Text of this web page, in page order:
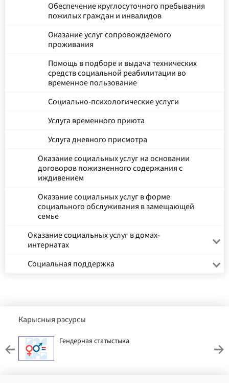
Обеспечение круглосуточного пребывания
пожилых граждан и инвалидов
Оказание услуг сопровождаемого
проживания
Помощь в подборе и выдача технических
средств социальной реабилитации во
временное пользование
Социально-психологические услуги
Услуга временного приюта
Услуга дневного присмотра
Оказание социальных услуг на основании
договоров пожизненного содержания с
иждивением
Оказание социальных услуг в форме
социального обслуживания в замещающей
семье
Оказание социальных услуг в домах-
интернатах
Социальная поддержка
Карысныя рэсурсы
Гендерная статыстыка